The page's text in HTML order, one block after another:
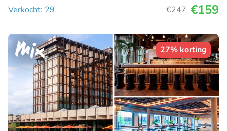
Verkocht: 29
€247 €159
27% korting